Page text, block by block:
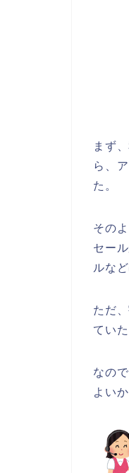
まず
ら、
た。
その
セー
ルな
ただ
てい
なの
よい